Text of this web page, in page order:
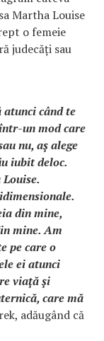
Martha Louise
o femeie
judecăți sau
când te
un mod care
nu, aş alege
iubit deloc.
din mine,
mine. Am
pe care o
ei atunci
viaţă şi
care mă
adăugând că